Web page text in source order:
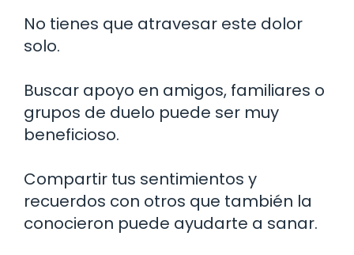
No tienes que atravesar este dolor
solo.
Buscar apoyo en amigos, familiares o
grupos de duelo puede ser muy
beneficioso.
Compartir tus sentimientos y
recuerdos con otros que también la
conocieron puede ayudarte a sanar.